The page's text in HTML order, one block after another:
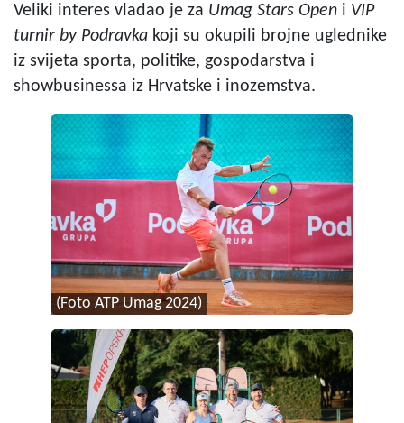
Veliki interes vladao je za Umag Stars Open i VIP
turnir by Podravka koji su okupili brojne uglednike
iz svijeta sporta, politike, gospodarstva i
showbusinessa iz Hrvatske i inozemstva.
(Foto ATP Umag 2024)